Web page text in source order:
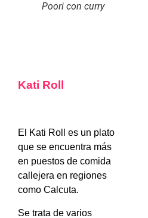
Poori con curry
Kati Roll
El Kati Roll es un plato
que se encuentra más
en puestos de comida
callejera en regiones
como Calcuta.
Se trata de varios